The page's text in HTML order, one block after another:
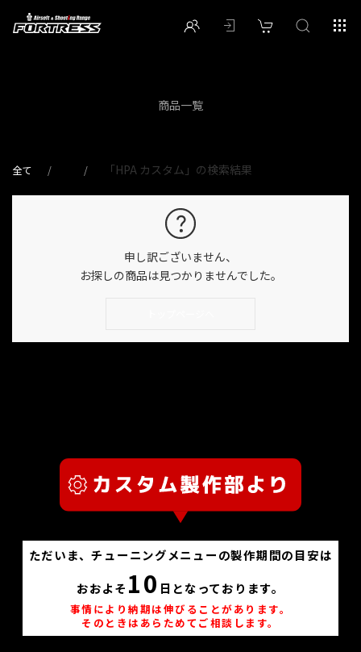
商品一覧
全て 「HPA カスタム」の検索結果
申し訳ございません、
お探しの商品は見つかりませんでした。
ただいま、チューニングメニューの製作期間の目安は
おおよそ 10 日となっております。
事情により納期は伸びることがあります。
そのときはあらためてご相談します。